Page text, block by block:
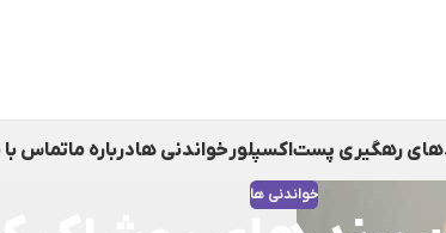
رهگیری پستاکسپلورخواندنی هادرباره ماتماس با
خواندنی ها